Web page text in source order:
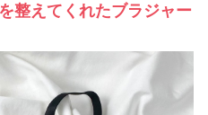
整えてくれたブラジャー